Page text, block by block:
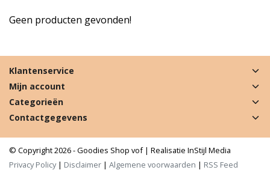
Geen producten gevonden!
Klantenservice
Mijn account
Categorieën
Contactgegevens
© Copyright 2026 - Goodies Shop vof | Realisatie InStijl Media
Privacy Policy| Disclaimer | Algemene voorwaarden | RSS Feed